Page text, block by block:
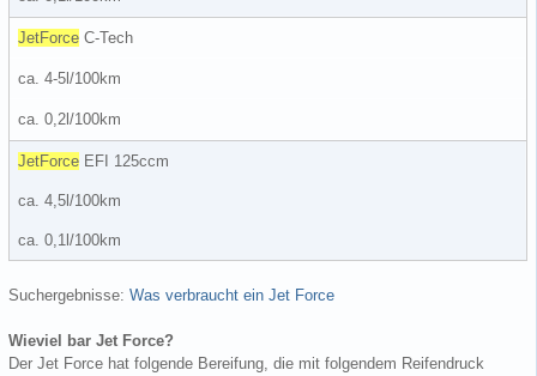
JetForce C-Tech
ca. 4-5l/100km
ca. 0,2l/100km
JetForce EFI 125ccm
ca. 4,5l/100km
ca. 0,1l/100km
Suchergebnisse: Was verbraucht ein Jet Force
Wieviel bar Jet Force?
Der Jet Force hat folgende Bereifung, die mit folgendem Reifendruck